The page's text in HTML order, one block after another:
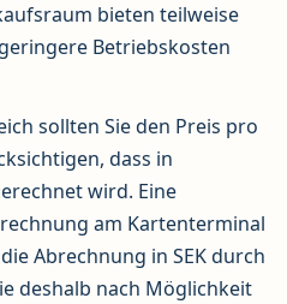
bieten teilweise
Betriebskosten
sollten Sie den Preis pro
dass in
wird. Eine
am Kartenterminal
Abrechnung in SEK durch
deshalb nach Möglichkeit